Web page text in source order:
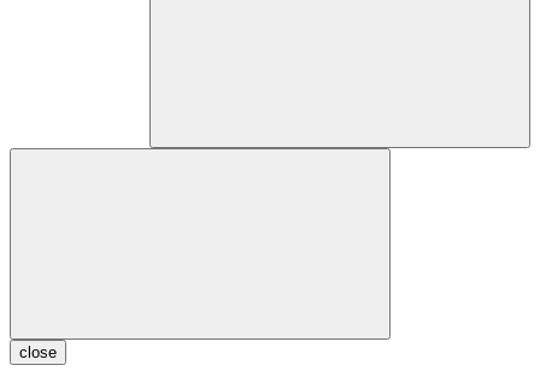
close